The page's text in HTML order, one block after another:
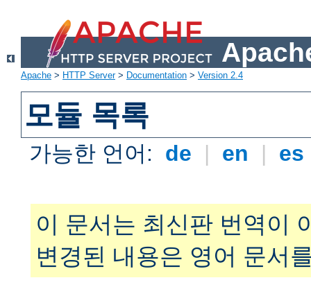
Apache > HTTP Server> Documentation > Version 2.4
모듈 목록
가능한 언어: de | en | es
이 문서는 최신판 번역이
변경된 내용은 영어 문서